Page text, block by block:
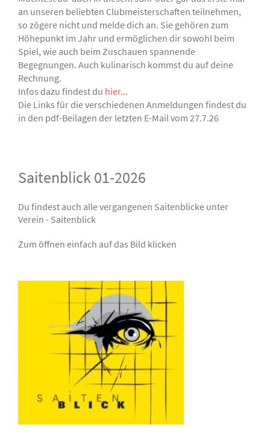
an unseren beliebten Clubmeisterschaften teilnehmen,
so zögere nicht und melde dich an. Sie gehören zum
Höhepunkt im Jahr und ermöglichen dir sowohl beim
Spiel, wie auch beim Zuschauen spannende
Begegnungen. Auch kulinarisch kommst du auf deine
Rechnung.
Infos dazu findest du hier...
Die Links für die verschiedenen Anmeldungen findest du
in den pdf-Beilagen der letzten E-Mail vom 27.7.26
Saitenblick 01-2026
Du findest auch alle vergangenen Saitenblicke unter
Verein - Saitenblick
Zum öffnen einfach auf das Bild klicken